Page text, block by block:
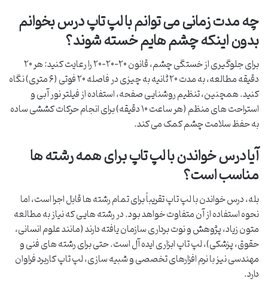
چه مدت زمانی می توانم با لپ تاپ درس بخوانم
بدون اینکه چشم هایم خسته شوند؟
برای جلوگیری از خستگی چشم، قانون ۲۰-۲۰-۲۰ را رعایت کنید: هر ۲۰
دقیقه مطالعه، به مدت ۲۰ ثانیه به چیزی در فاصله ۲۰ فوتی (۶ متری) نگاه
کنید. همچنین، تنظیم روشنایی صفحه، استفاده از فیلتر نور آبی و
استراحت های منظم (هر ساعت ۱۰ دقیقه) برای انجام حرکات کششی ساده
به حفظ سلامت چشم کمک می کند.
آیا درس خواندن با لپ تاپ برای همه رشته ها
مناسب است؟
بله، درس خواندن با لپ تاپ تقریباً برای تمام رشته ها قابل اجرا است، اما
نحوه استفاده از آن متفاوت خواهد بود. در رشته هایی که نیاز به مطالعه
متون زیاد، پژوهش و نوت برداری سازمان یافته دارند (مانند علوم انسانی،
حقوق، پزشکی)، لپ تاپ ابزاری ایده آل است. حتی برای رشته های فنی و
مهندسی نیز با نرم افزارهای تخصصی و شبیه سازی، لپ تاپ کاربرد فراوان
دارد.